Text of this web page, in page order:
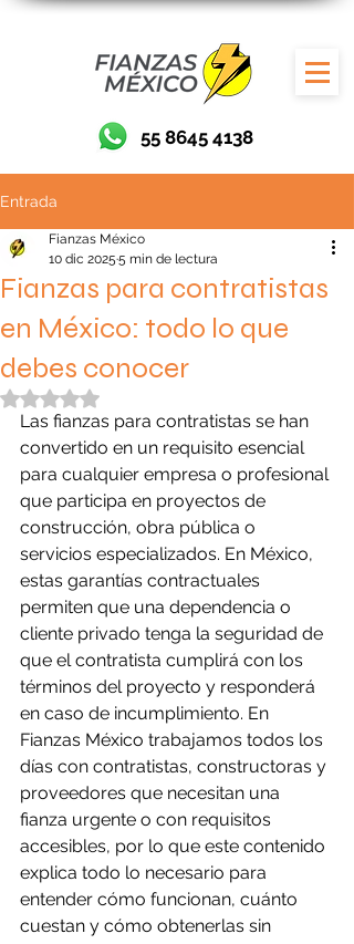
55 8645 4138
Entrada
Fianzas para contratistas
en México: todo lo que
debes conocer
Fianzas México
10 dic 2025 5 min de lectura
Obtuvo NaN de 5 estrellas.
Las fianzas para contratistas se han
convertido en un requisito esencial
para cualquier empresa o profesional
que participa en proyectos de
construcción, obra pública o
servicios especializados. En México,
estas garantías contractuales
permiten que una dependencia o
cliente privado tenga la seguridad de
que el contratista cumplirá con los
términos del proyecto y responderá
en caso de incumplimiento. En
Fianzas México trabajamos todos los
días con contratistas, constructoras y
proveedores que necesitan una
fianza urgente o con requisitos
accesibles, por lo que este contenido
explica todo lo necesario para
entender cómo funcionan, cuánto
cuestan y cómo obtenerlas sin